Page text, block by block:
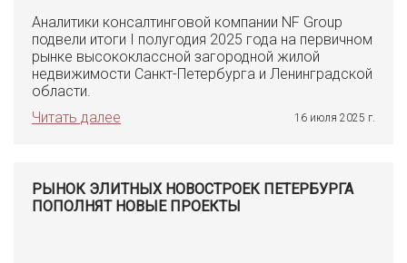
Аналитики консалтинговой компании NF Group
подвели итоги I полугодия 2025 года на первичном
рынке высококлассной загородной жилой
недвижимости Санкт-Петербурга и Ленинградской
области.
Читать далее
16 июля 2025 г.
РЫНОК ЭЛИТНЫХ НОВОСТРОЕК ПЕТЕРБУРГА
ПОПОЛНЯТ НОВЫЕ ПРОЕКТЫ